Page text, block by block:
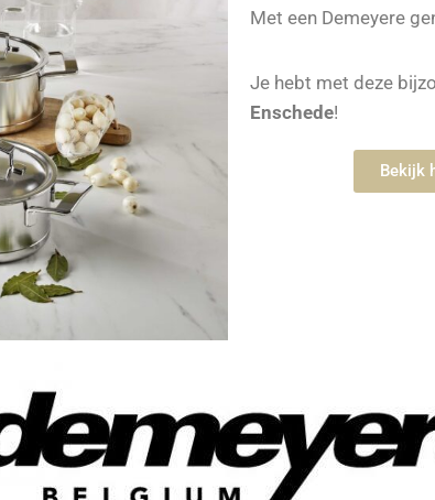
Met een Demeyere
Je hebt met deze
Enschede!
Bekijk